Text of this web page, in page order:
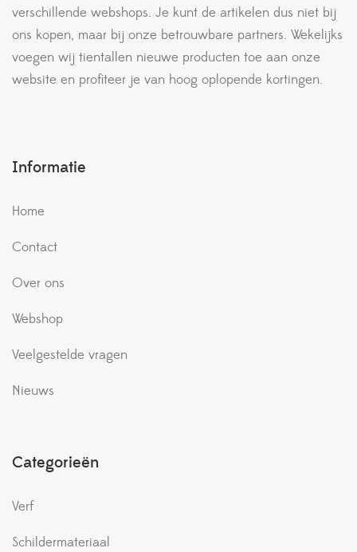
verschillende webshops. Je kunt de artikelen dus niet bij
ons kopen, maar bij onze betrouwbare partners. Wekelijks
voegen wij tientallen nieuwe producten toe aan onze
website en profiteer je van hoog oplopende kortingen.
Informatie
Home
Contact
Over ons
Webshop
Veelgestelde vragen
Nieuws
Categorieën
Verf
Schildermateriaal